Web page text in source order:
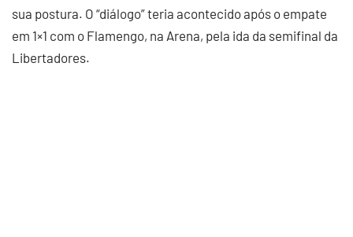
sua postura. O “diálogo” teria acontecido após o empate
em 1×1 com o Flamengo, na Arena, pela ida da semifinal da
Libertadores.